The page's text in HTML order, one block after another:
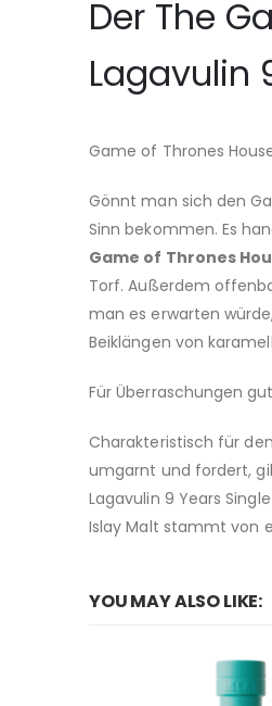
Der The
Lagavulin
Game of Thrones
Gönnt man sich den
Sinn bekommen. Es
Game of Thrones
Torf. Außerdem
man es erwarten
Beiklängen von
Für Überraschungen
Charakteristisch für
umgarnt und fordert,
Lagavulin 9 Years
Islay Malt stammt von
YOU MAY ALSO LIKE: